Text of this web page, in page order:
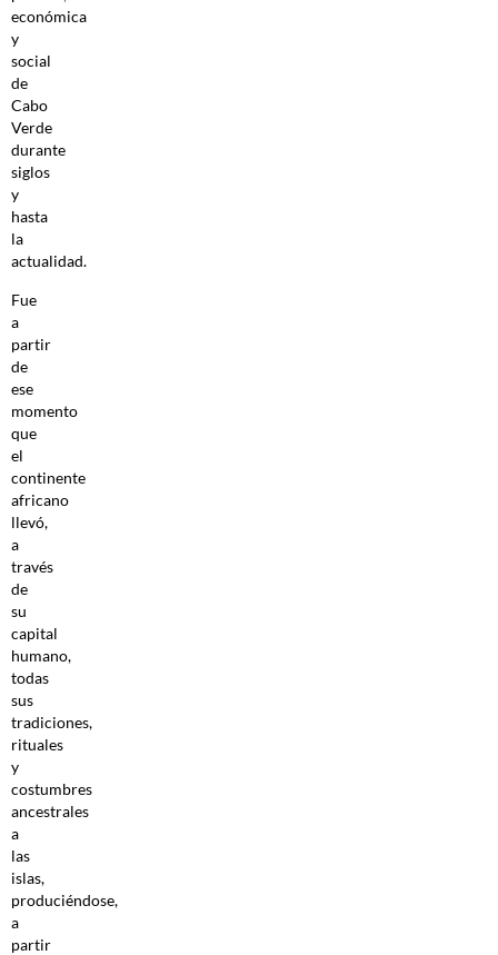
económica
y
social
de
Cabo
Verde
durante
siglos
y
hasta
la
actualidad.
Fue
a
partir
de
ese
momento
que
el
continente
africano
llevó,
a
través
de
su
capital
humano,
todas
sus
tradiciones,
rituales
y
costumbres
ancestrales
a
las
islas,
produciéndose,
a
partir